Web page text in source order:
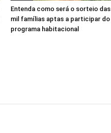
Entenda como será o sorteio das
mil famílias aptas a participar do
programa habitacional